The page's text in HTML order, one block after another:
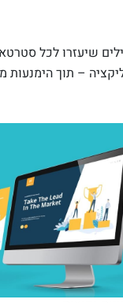
שיעזרו לכל
– תוך הימנעות